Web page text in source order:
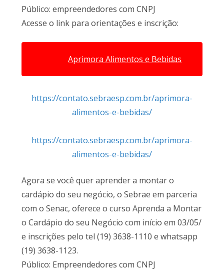
Público: empreendedores com CNPJ
Acesse o link para orientações e inscrição:
Aprimora Alimentos e Bebidas
https://contato.sebraesp.com.br/aprimora-
alimentos-e-bebidas/
https://contato.sebraesp.com.br/aprimora-
alimentos-e-bebidas/
Agora se você quer aprender a montar o
cardápio do seu negócio, o Sebrae em parceria
com o Senac, oferece o curso Aprenda a Montar
o Cardápio do seu Negócio com início em 03/05/
e inscrições pelo tel (19) 3638-1110 e whatsapp
(19) 3638-1123.
Público: Empreendedores com CNPJ